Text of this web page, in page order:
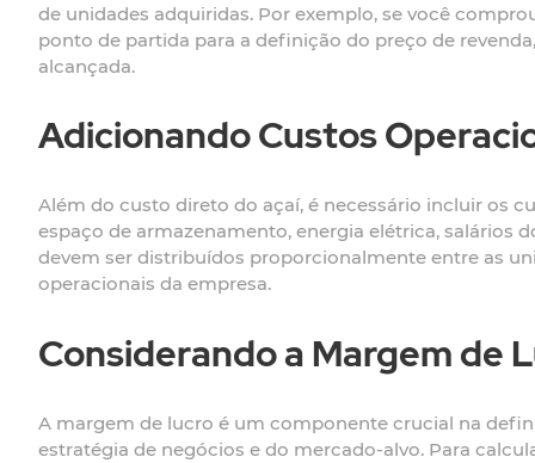
de unidades adquiridas. Por exemplo, se você
ponto de partida para a definição do preço de
alcançada.
Adicionando Custos
Além do custo direto do açaí, é necessário incluir os
espaço de armazenamento, energia elétrica, salários
devem ser distribuídos proporcionalmente entre as
operacionais da empresa.
Considerando a Margem de
A margem de lucro é um componente crucial na
estratégia de negócios e do mercado-alvo. Para